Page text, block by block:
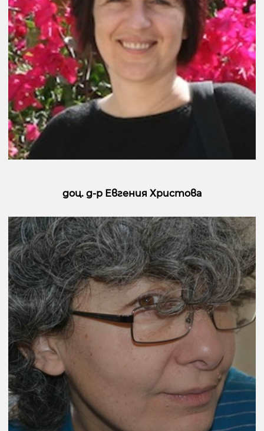
доц. д-р Евгения Христова